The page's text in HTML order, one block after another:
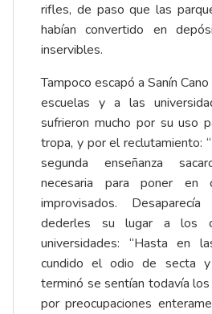
rifles, de paso que las
habían convertido en
inservibles.
Tampoco escapó a Sanín
escuelas y a las
sufrieron mucho por su uso
tropa, y por el reclutamiento:
segunda enseñanza
necesaria para poner en
improvisados.
dederles su lugar a los
universidades: “Hasta en
cundido el odio de secta
terminó se sentían todavía
por preocupaciones